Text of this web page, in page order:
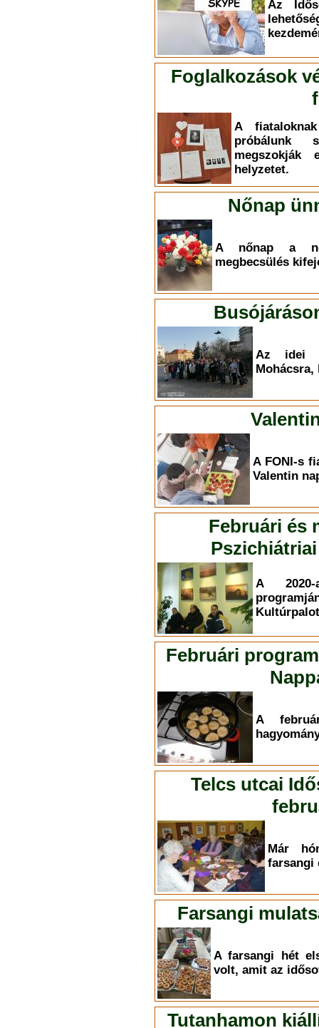
Az
Foglalkozások
A
próbálunk
megszokják
helyzetet.
Nőnap
A nőnap a
megbecsülés
Az idei
Mohácsra,
A FONI-s
Valentin
Februári és
A
Februári
A
Telcs utcai
Már
farsangi
Farsangi
A farsangi hét
volt, amit az
Tutanhamon